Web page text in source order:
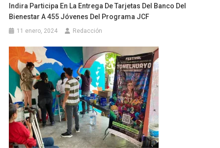
Indira Participa En La Entrega De Tarjetas Del Banco Del
Bienestar A 455 Jóvenes Del Programa JCF
11 enero, 2024 Redacción